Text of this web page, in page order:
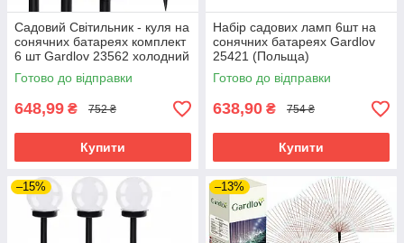
Садовий Світильник - куля на
сонячних батареях комплект
6 шт Gardlov 23562 холодний
білий
Готово до відправки
648,99 ₴ 752 ₴
Купити
Набір садових ламп 6шт на
сонячних батареях Gardlov
25421 (Польща)
Готово до відправки
638,90 ₴ 754 ₴
Купити
–15% –13%